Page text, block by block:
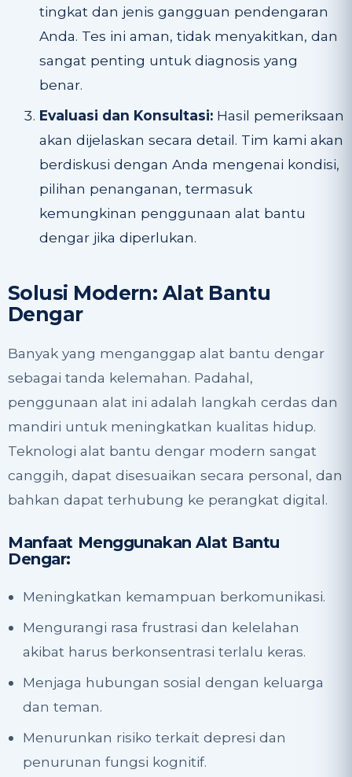
tingkat dan jenis gangguan pendengaran
Anda. Tes ini aman, tidak menyakitkan, dan
sangat penting untuk diagnosis yang
benar.
Evaluasi dan Konsultasi: Hasil pemeriksaan
akan dijelaskan secara detail. Tim kami akan
berdiskusi dengan Anda mengenai kondisi,
pilihan penanganan, termasuk
kemungkinan penggunaan alat bantu
dengar jika diperlukan.
Solusi Modern: Alat Bantu
Dengar
Banyak yang menganggap alat bantu dengar
sebagai tanda kelemahan. Padahal,
penggunaan alat ini adalah langkah cerdas dan
mandiri untuk meningkatkan kualitas hidup.
Teknologi alat bantu dengar modern sangat
canggih, dapat disesuaikan secara personal, dan
bahkan dapat terhubung ke perangkat digital.
Manfaat Menggunakan Alat Bantu
Dengar:
Meningkatkan kemampuan berkomunikasi.
Mengurangi rasa frustrasi dan kelelahan
akibat harus berkonsentrasi terlalu keras.
Menjaga hubungan sosial dengan keluarga
dan teman.
Menurunkan risiko terkait depresi dan
penurunan fungsi kognitif.